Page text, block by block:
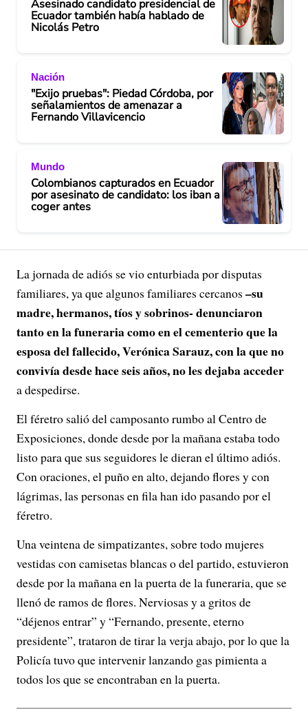
Asesinado candidato presidencial de
Ecuador también había hablado de
Nicolás Petro
Nación
"Exijo pruebas": Piedad Córdoba, por
señalamientos de amenazar a
Fernando Villavicencio
Mundo
Colombianos capturados en Ecuador
por asesinato de candidato: los iban a
coger antes
La jornada de adiós se vio enturbiada por disputas
familiares, ya que algunos familiares cercanos –su
madre, hermanos, tíos y sobrinos- denunciaron
tanto en la funeraria como en el cementerio que la
esposa del fallecido, Verónica Sarauz, con la que no
convivía desde hace seis años, no les dejaba acceder
a despedirse.
El féretro salió del camposanto rumbo al Centro de
Exposiciones, donde desde por la mañana estaba todo
listo para que sus seguidores le dieran el último adiós.
Con oraciones, el puño en alto, dejando flores y con
lágrimas, las personas en fila han ido pasando por el
féretro.
Una veintena de simpatizantes, sobre todo mujeres
vestidas con camisetas blancas o del partido, estuvieron
desde por la mañana en la puerta de la funeraria, que se
llenó de ramos de flores. Nerviosas y a gritos de
“déjenos entrar” y “Fernando, presente, eterno
presidente”, trataron de tirar la verja abajo, por lo que la
Policía tuvo que intervenir lanzando gas pimienta a
todos los que se encontraban en la puerta.